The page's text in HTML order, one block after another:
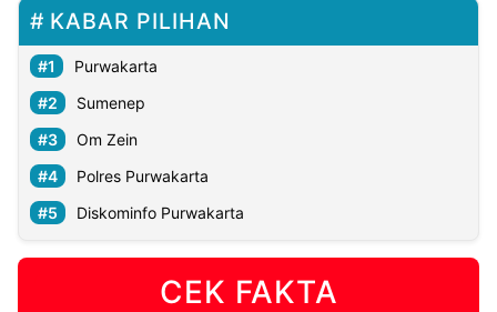
KABAR PILIHAN
Purwakarta
Sumenep
Om Zein
Polres Purwakarta
Diskominfo Purwakarta
CEK FAKTA